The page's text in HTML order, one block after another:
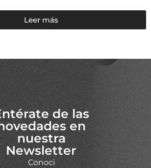
Leer más
de las
en
nuestra
Newsletter
Conoci